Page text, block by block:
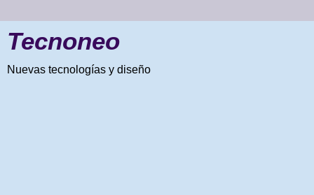
Tecnoneo
Nuevas tecnologías y diseño